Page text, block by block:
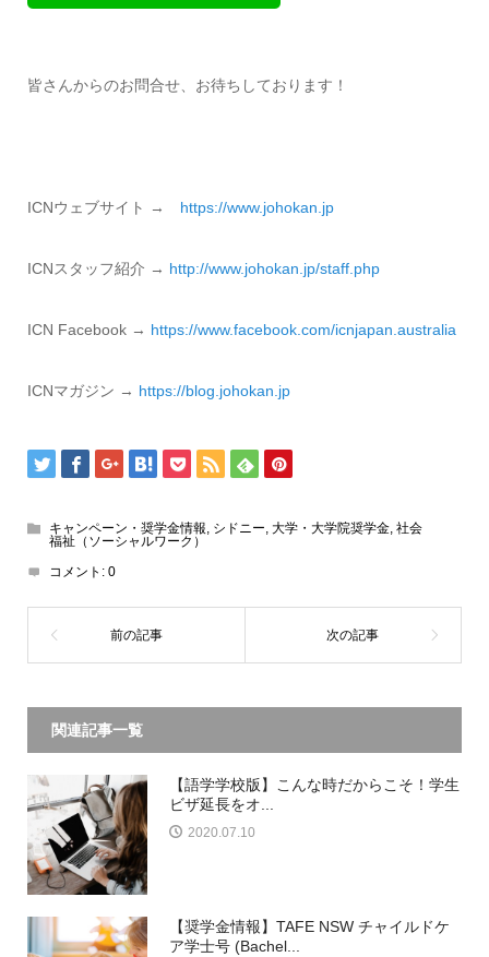
皆さんからのお問合せ、お待ちしております！
ICNウェブサイト → https://www.johokan.jp
ICNスタッフ紹介 → http://www. johokan.jp/staff.php
ICN Facebook → https://www.facebook.com/icnjapan. australia
ICNマガジン → https://blog. johokan.jp
キャンペーン・奨学金情報, シドニー, 大学・大学院奨学金, 社会
福祉（ソーシャルワーク）
コメント: 0
関連記事一覧
【語学学校版】こんな時だからこそ！学生
ビザ延長をオ...
2020.07.10
【奨学金情報】TAFE NSW チャイルドケ
ア学士号 (Bachel...